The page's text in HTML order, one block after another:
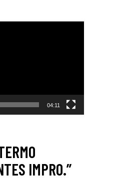
04:11
IMPRO.”